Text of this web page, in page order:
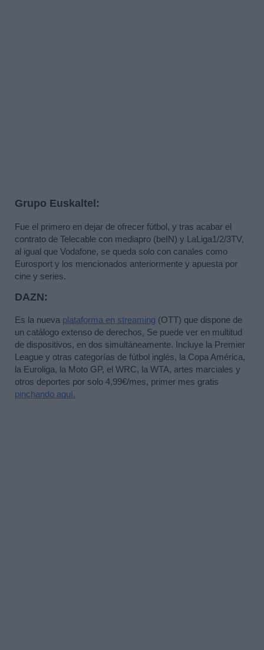
Grupo Euskaltel:
Fue el primero en dejar de ofrecer fútbol, y tras acabar el
contrato de Telecable con mediapro (beIN) y LaLiga1/2/3TV,
al igual que Vodafone, se queda solo con canales como
Eurosport y los mencionados anteriormente y apuesta por
cine y series.
DAZN:
Es la nueva plataforma en streaming (OTT) que dispone de
un catálogo extenso de derechos. Se puede ver en multitud
de dispositivos, en dos simultáneamente. Incluye la Premier
League y otras categorías de fútbol inglés, la Copa América,
la Euroliga, la Moto GP, el WRC, la WTA, artes marciales y
otros deportes por solo 4,99€/mes, primer mes gratis
pinchando aquí.